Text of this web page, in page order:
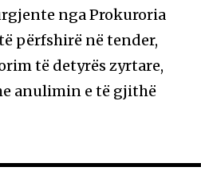
nga Prokuroria
përfshirë në tender,
të detyrës zyrtare,
anulimin e të gjithë